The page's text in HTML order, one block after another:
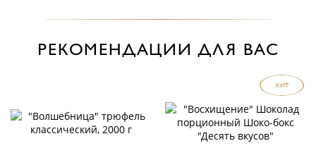
РЕКОМЕНДАЦИИ ДЛЯ ВАС
ХИТ